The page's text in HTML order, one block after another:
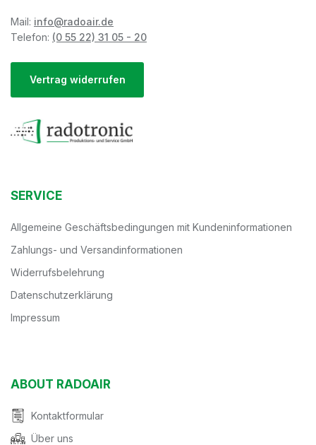
Mail: info@radoair.de
Telefon: (0 55 22) 31 05 - 20
Vertrag widerrufen
SERVICE
Allgemeine Geschäftsbedingungen mit Kundeninformationen
Zahlungs- und Versandinformationen
Widerrufsbelehrung
Datenschutzerklärung
Impressum
ABOUT RADOAIR
Kontaktformular
Über uns